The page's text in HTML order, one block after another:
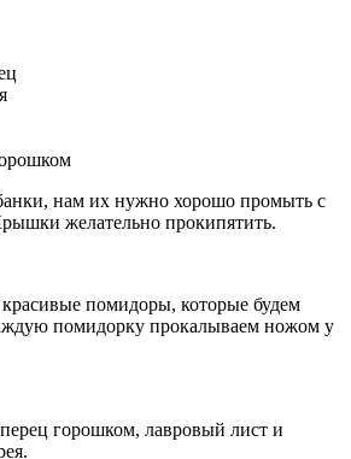
нам их нужно хорошо промыть с
желательно прокипятить.
помидоры, которые будем
помидорку прокалываем ножом у
горошком, лавровый лист и